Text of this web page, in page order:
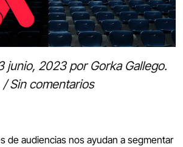
junio, 2023porGorka Gallego.
/Sin comentarios
de audiencias nos ayudan a segmentar